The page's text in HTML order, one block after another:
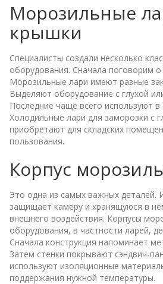
Морозильные
крышки
Специалисты создали несколько
оборудования. Сначала поговорим
Морозильные лари имеют разные
Выделяют оборудование с глухой
Последние чаще всего используют в
Холодильные лари для заморозки с
приобретают для складских
пользования.
Корпус
Это одна из самых важных деталей.
защищает камеру и хранящуюся в
внешнего воздействия. Корпусы
оборудования, в частности ларей,
Сначала конструкция напоминает
Затем стенки покрывают сэндвич-
используют изоляционные
поддержания нужной температуры.